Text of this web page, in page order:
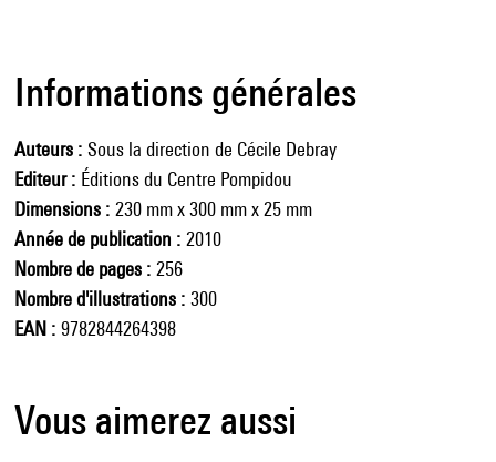
Informations générales
Auteurs
Sous la direction de Cécile Debray
Editeur
Éditions du Centre Pompidou
Dimensions
230 mm x 300 mm x 25 mm
Année de publication
2010
Nombre de pages
256
Nombre d'illustrations
300
EAN
9782844264398
Vous aimerez aussi